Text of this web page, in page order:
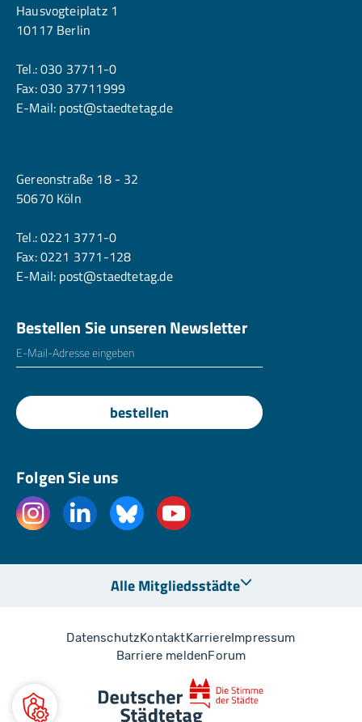
Hausvogteiplatz 1
10117 Berlin
Tel.:030 37711-0
Fax: 030 37711999
E-Mail: post@staedtetag.de
Gereonstraße 18 - 32
50670 Köln
Tel.:0221 3771-0
Fax: 0221 3771-128
E-Mail: post@staedtetag.de
Bestellen Sie unseren Newsletter
E-Mailadresse
bestellen
Folgen Sie uns
Alle Mitgliedsstädte
DatenschutzKontaktKarriereImpressum
Barriere meldenForum